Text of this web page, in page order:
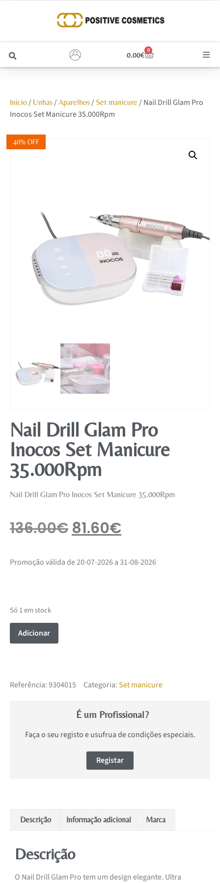
0.00€
0
Unhas
Maquilhagem
Início/ Unhas/ Aparelhos/ Set manicure / Nail Drill Glam Pro
Inocos Set Manicure 35.000Rpm
40% OFF
Nail Drill Glam Pro
Inocos Set Manicure
35.000Rpm
Nail Drill Glam Pro Inocos Set Manicure 35.000Rpm
136.00€ 81.60€
Promoção válida de 20-07-2026 a 31-08-2026
Só 1 em stock
Adicionar
Referência:9304015 Categoria:Set manicure
É um Profissional?
Faça o seu registo e usufrua de condições especiais.
Registar
Descrição Informação adicional Marca
Descrição
O Nail Drill Glam Pro tem um design elegante. Ultra